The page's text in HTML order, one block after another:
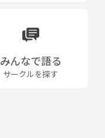
みんなで語る
サークルを探す